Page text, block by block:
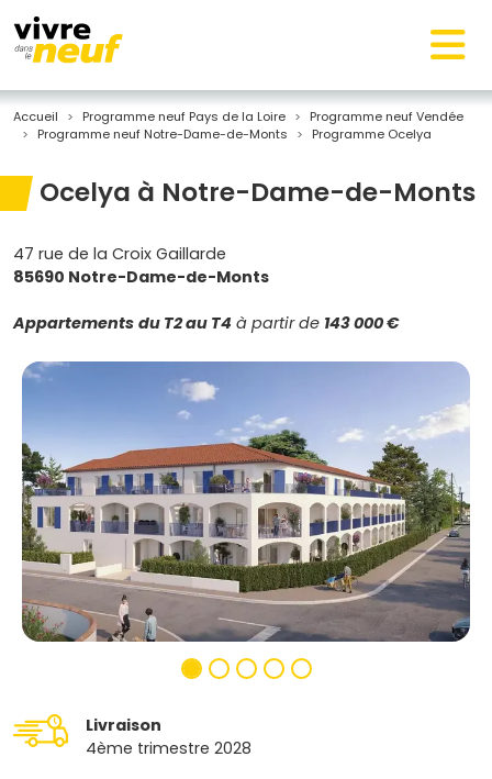
Accueil Programme neuf Pays de la Loire
Programme neuf Vendée
Programme neuf Notre-Dame-de-Monts
Programme Ocelya
Ocelya à Notre-Dame-de-Monts
47 rue de la Croix Gaillarde
85690 Notre-Dame-de-Monts
Appartements du T2 au T4 à partir de 143 000 €
Livraison
4ème trimestre 2028